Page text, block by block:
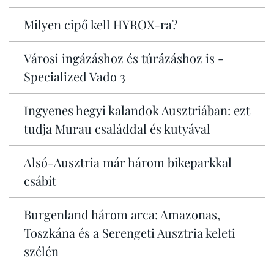
Milyen cipő kell HYROX-ra?
Városi ingázáshoz és túrázáshoz is -
Specialized Vado 3
Ingyenes hegyi kalandok Ausztriában: ezt
tudja Murau családdal és kutyával
Alsó-Ausztria már három bikeparkkal
csábít
Burgenland három arca: Amazonas,
Toszkána és a Serengeti Ausztria keleti
szélén